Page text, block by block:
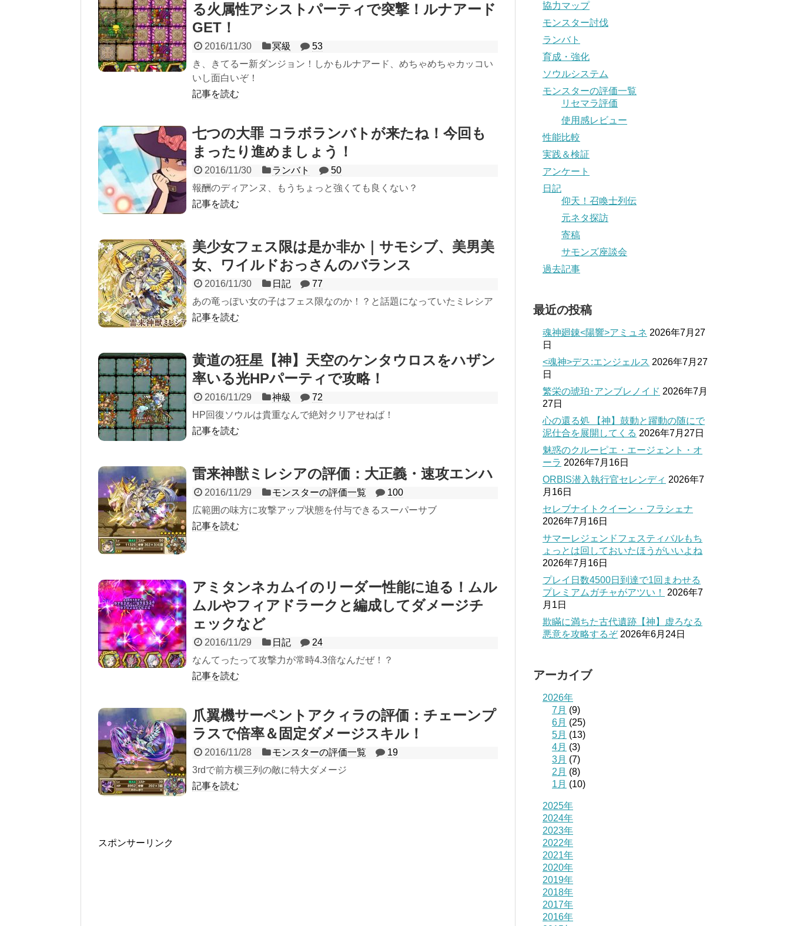
る火属性アシストパーティで突撃！ルナアード
GET！
2016/11/30 冥級
53
き、きてるー新ダンジョン！しかもルナアード、めちゃめちゃカッコい
いし面白いぞ！
記事を読む
七つの大罪 コラボランバトが来たね！今回も
まったり進めましょう！
2016/11/30 ランバト
50
報酬のディアンヌ、もうちょっと強くても良くない？
記事を読む
美少女フェス限は是か非か｜サモシブ、美男美
女、ワイルドおっさんのバランス
2016/11/30 日記
77
あの竜っぽい女の子はフェス限なのか！？と話題になっていたミレシア
記事を読む
黄道の狂星【神】天空のケンタウロスをハザン
率いる光HPパーティで攻略！
2016/11/29 神級
72
HP回復ソウルは貴重なんで絶対クリアせねば！
記事を読む
雷来神獣ミレシアの評価：大正義・速攻エンハ
2016/11/29 モンスターの評価一覧
100
広範囲の味方に攻撃アップ状態を付与できるスーパーサブ
記事を読む
アミタンネカムイのリーダー性能に迫る！ムル
ムルやフィアドラークと編成してダメージチ
ェックなど
2016/11/29 日記
24
なんてったって攻撃力が常時4.3倍なんだぜ！？
記事を読む
爪翼機サーペントアクィラの評価：チェーンプ
ラスで倍率＆固定ダメージスキル！
2016/11/28 モンスターの評価一覧
19
3rdで前方横三列の敵に特大ダメージ
記事を読む
スポンサーリンク
協力マップ
モンスター討伐
ランバト
育成・強化
ソウルシステム
モンスターの評価一覧
リセマラ評価
使用感レビュー
性能比較
実践＆検証
アンケート
日記
仰天！召喚士列伝
元ネタ探訪
寄稿
サモンズ座談会
過去記事
最近の投稿
魂神廻錬<陽響>アミュネ 2026年7月27
日
<魂神>デス:エンジェルス 2026年7月27
日
繁栄の琥珀･アンブレノイド 2026年7月
27日
心の還る処 【神】鼓動と躍動の随にで
泥仕合を展開してくる 2026年7月27日
魅惑のクルーピエ・エージェント・オ
ーラ 2026年7月16日
ORBIS潜入執行官セレンディ 2026年7
月16日
セレブナイトクイーン・フラシェナ
2026年7月16日
サマーレジェンドフェスティバルもち
ょっとは回しておいたほうがいいよね
2026年7月16日
プレイ日数4500日到達で1回まわせる
プレミアムガチャがアツい！
2026年7
月1日
欺瞞に満ちた古代遺跡【神】虚ろなる
悪意を攻略するぞ 2026年6月24日
アーカイブ
2026年
7月 (9)
6月 (25)
5月 (13)
4月 (3)
3月 (7)
2月 (8)
1月 (10)
2025年
2024年
2023年
2022年
2021年
2020年
2019年
2018年
2017年
2016年